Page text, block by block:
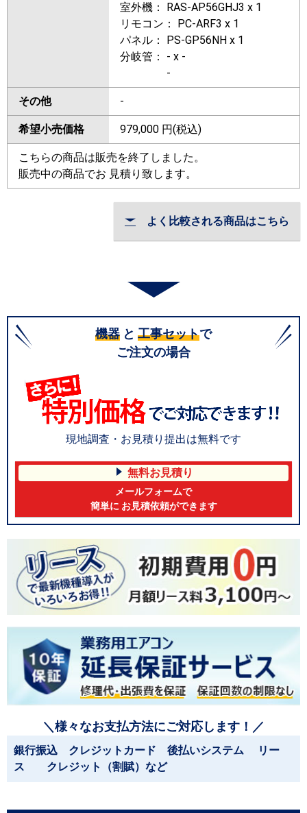
室外機： RAS-AP56GHJ3 x 1
リモコン： PC-ARF3 x 1
パネル： PS-GP56NH x 1
分岐管： - x -
-
その他 -
希望小売価格 979,000 円(税込)
こちらの商品は販売を終了しました。
販売中の商品でお 見積り致します。
よく比較される商品はこちら
機器 と 工事セットで
ご注文の場合
現地調査・お見積り提出は無料です
無料お見積り
メールフォームで
簡単に お見積依頼ができます
＼様々なお支払方法にご対応します！／
銀行振込 クレジットカード 後払いシステム リー
ス クレジット（割賦）など